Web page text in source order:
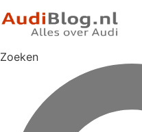
Zoeken